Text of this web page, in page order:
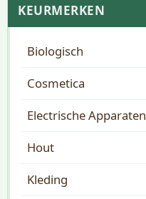
KEURMERKEN
Biologisch
Cosmetica
Electrische Apparaten
Hout
Kleding